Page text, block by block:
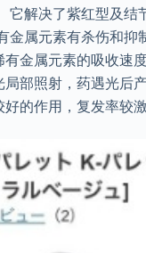
它解决了紫红型及
金属元素有杀伤和
金属元素的吸收速
部照射，药遇光后
的作用，复发率较